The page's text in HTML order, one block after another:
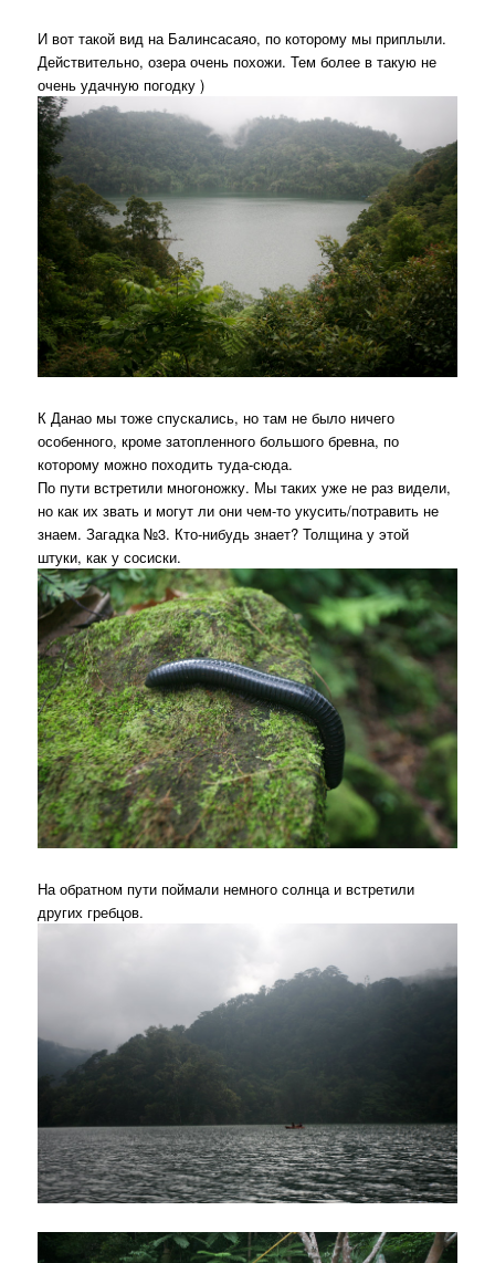
И вот такой вид на Балинсасаяо, по которому мы приплыли.
Действительно, озера очень похожи. Тем более в такую не
очень удачную погодку )
К Данао мы тоже спускались, но там не было ничего
особенного, кроме затопленного большого бревна, по
которому можно походить туда-сюда.
По пути встретили многоножку. Мы таких уже не раз видели,
но как их звать и могут ли они чем-то укусить/потравить не
знаем. Загадка №3. Кто-нибудь знает? Толщина у этой
штуки, как у сосиски.
На обратном пути поймали немного солнца и встретили
других гребцов.